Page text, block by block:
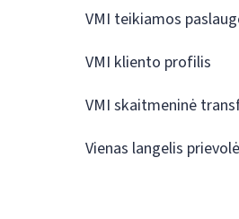
VMI teikiamos
VMI kliento profilis
VMI skaitmeninė
Vienas langelis